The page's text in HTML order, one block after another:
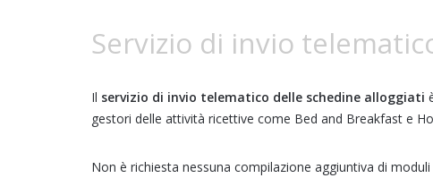
Servizio di invio
Il servizio di invio telematico delle schedine alloggiati
gestori delle attività ricettive come Bed and Breakfast e
Non è richiesta nessuna compilazione aggiuntiva di